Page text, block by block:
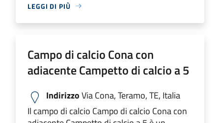
LEGGI DI PIÙ
Campo di calcio Cona con
adiacente Campetto di calcio a 5
IndirizzoVia Cona, Teramo, TE, Italia
Il campo di calcio Campo di calcio Cona con